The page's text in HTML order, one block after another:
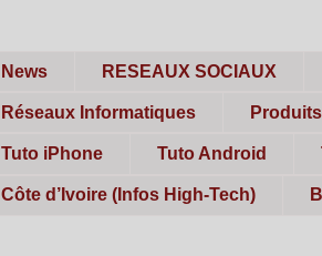
News RESEAUX SOCIAUX
Réseaux Informatiques
Tuto iPhone Tuto Android
Côte d’Ivoire (Infos High-Tech)